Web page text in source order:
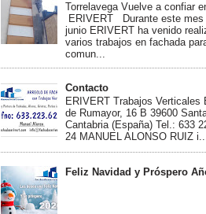
Torrelavega Vuelve a confiar
ERIVERT Durante este mes
junio ERIVERT ha venido
varios trabajos en fachada
comun...
Contacto
ERIVERT Trabajos Verticales
de Rumayor, 16 B 39600
Cantabria (España) Tel.: 633
24 MANUEL ALONSO RUIZ
Feliz Navidad y Próspero